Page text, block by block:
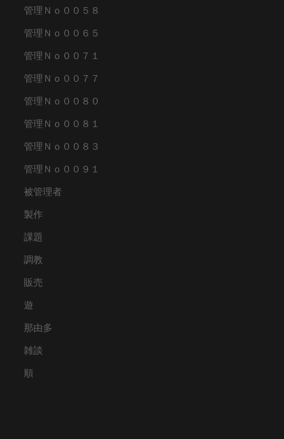
管理Ｎｏ００５８
管理Ｎｏ００６５
管理Ｎｏ００７１
管理Ｎｏ００７７
管理Ｎｏ００８０
管理Ｎｏ００８１
管理Ｎｏ００８３
管理Ｎｏ００９１
被管理者
製作
課題
調教
販売
遊
那由多
雑談
順